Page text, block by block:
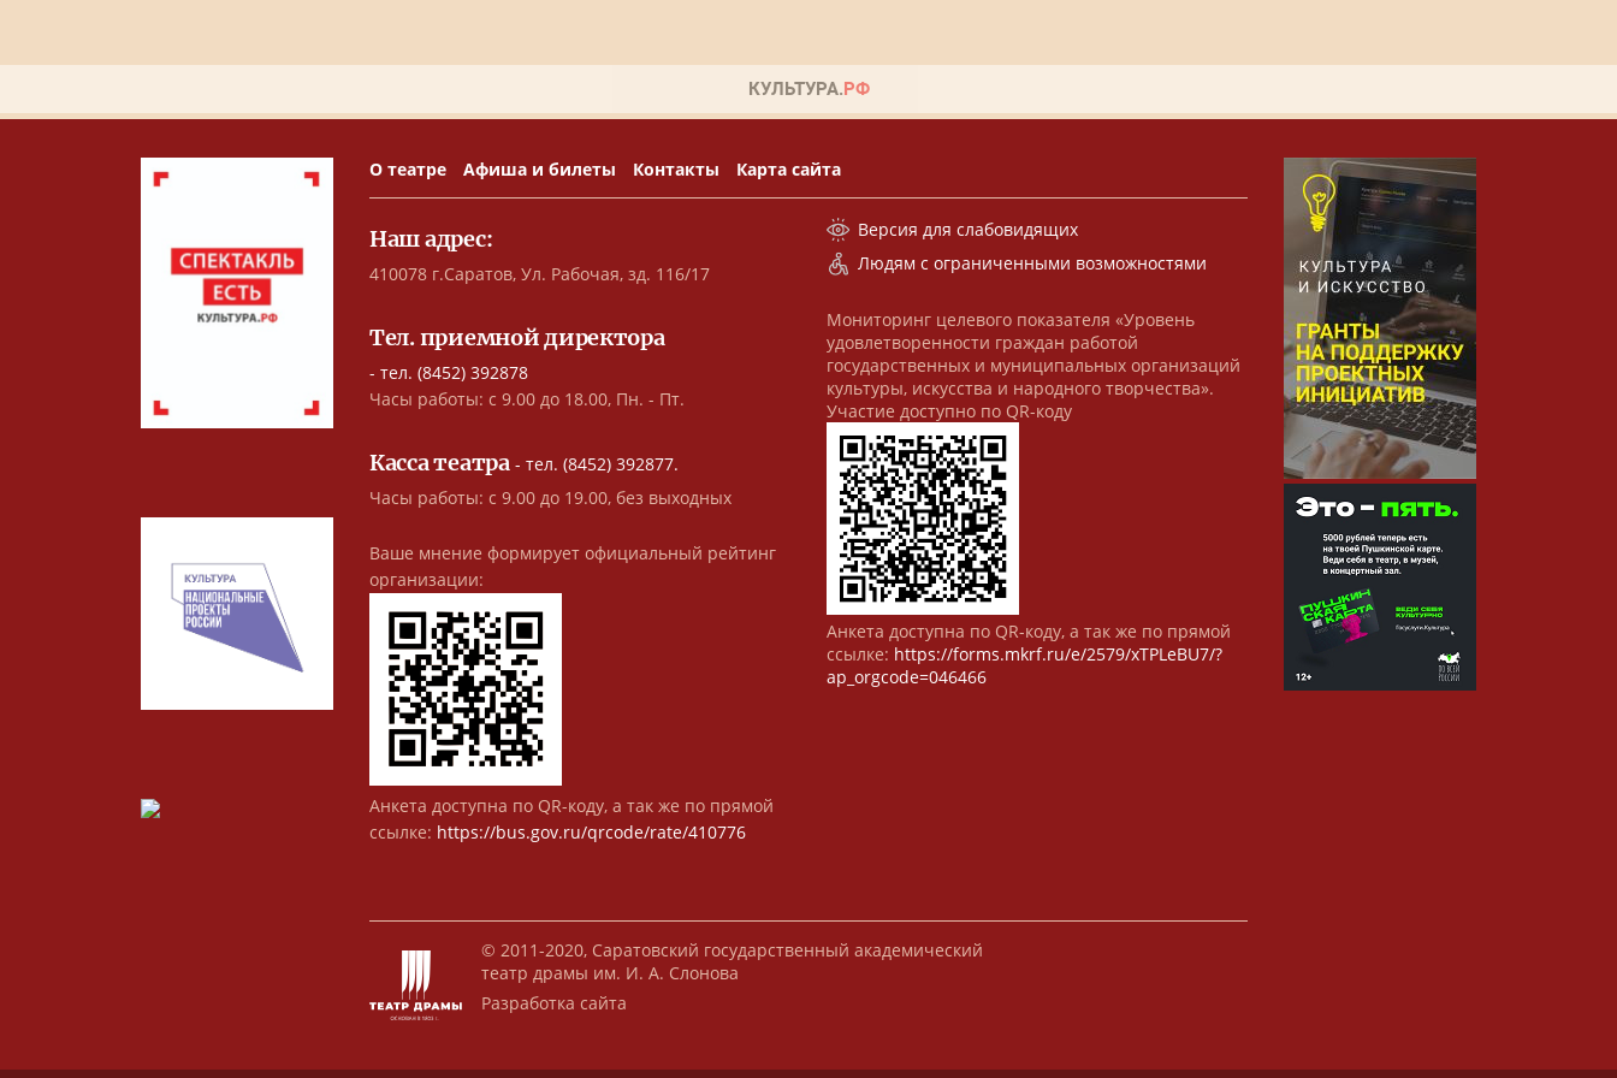
О театре Афиша и билеты Контакты Карта сайта
Наш адрес:
410078 г.Саратов, Ул. Рабочая, зд. 116/17
Тел. приемной директора
- тел. (8452) 392878
Часы работы: с 9.00 до 18.00, Пн. - Пт.
Касса театра- тел. (8452) 392877.
Часы работы: с 9.00 до 19.00, без выходных
Ваше мнение формирует официальный рейтинг
организации:
Анкета доступна по QR-коду, а так же по прямой
ссылке: https://bus.gov.ru/qrcode/rate/410776
Версия для слабовидящих
Людям с ограниченными возможностями
Мониторинг целевого показателя «Уровень
удовлетворенности граждан работой
государственных и муниципальных организаций
культуры, искусства и народного творчества».
Участие доступно по QR-коду
Анкета доступна по QR-коду, а так же по прямой
ссылке: https://forms.mkrf.ru/e/2579/xTPLeBU7/?
ap_orgcode=046466
© 2011-2020, Саратовский государственный академический
театр драмы им. И. А. Слонова
Разработка сайта